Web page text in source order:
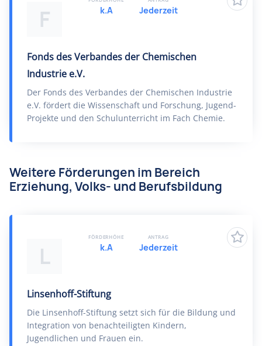
F
Fonds des Verbandes der Chemischen
Industrie e.V.
Der Fonds des Verbandes der Chemischen Industrie
e.V. fördert die Wissenschaft und Forschung, Jugend-
Projekte und den Schulunterricht im Fach Chemie.
k.A Jederzeit
Weitere Förderungen im Bereich
Erziehung, Volks- und Berufsbildung
L
Linsenhoff-Stiftung
Die Linsenhoff-Stiftung setzt sich für die Bildung und
Integration von benachteiligten Kindern,
Jugendlichen und Frauen ein.
FÖRDERHÖHE
k.A
ANTRAG
Jederzeit